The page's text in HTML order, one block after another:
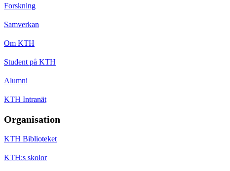
Forskning
Samverkan
Om KTH
Student på KTH
Alumni
KTH Intranät
Organisation
KTH Biblioteket
KTH:s skolor